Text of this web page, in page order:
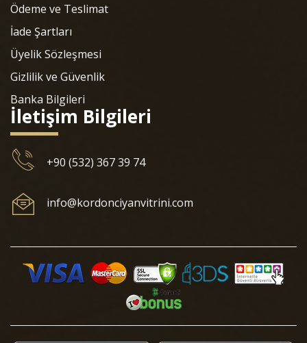
Ödeme ve Teslimat
İade Şartları
Üyelik Sözleşmesi
Gizlilik ve Güvenlik
Banka Bilgileri
İletişim Bilgileri
+90 (532) 367 39 74
info@kordonciyanvitrini.com